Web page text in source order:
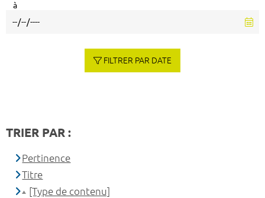
à
FILTRER PAR DATE
TRIER PAR :
Pertinence
Titre
[Type de contenu]